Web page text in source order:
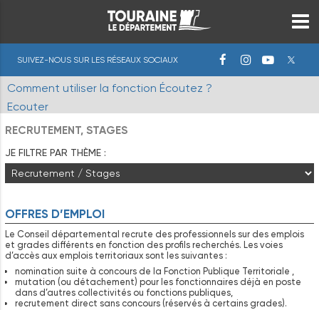
SUIVEZ-NOUS SUR LES RÉSEAUX SOCIAUX
Comment utiliser la fonction Écoutez ?
Ecouter
RECRUTEMENT, STAGES
JE FILTRE PAR THÈME :
OFFRES D’EMPLOI
Le Conseil départemental recrute des professionnels sur des emplois
et grades différents en fonction des profils recherchés. Les voies
d’accès aux emplois territoriaux sont les suivantes :
nomination suite à concours de la Fonction Publique Territoriale ,
mutation (ou détachement) pour les fonctionnaires déjà en poste
dans d’autres collectivités ou fonctions publiques,
recrutement direct sans concours (réservés à certains grades).